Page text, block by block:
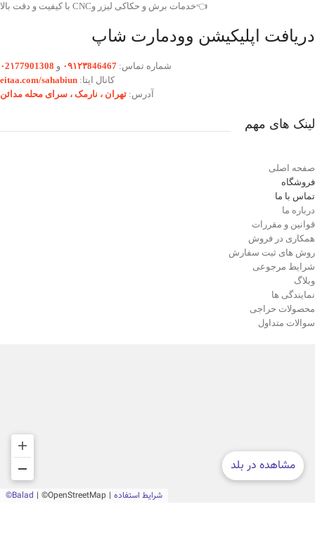
👈خدمات برش و حکاکی لیزر وCNC با کیفیت و دقت بالا
دریافت اپلیکیشن وودمارت شاپ
شماره تماس: ۰۹۱۲۳846467 و ۰2۱77901308
کانال ایتا: eitaa.com/sahabiun
آدرس: تهران ،‌ نارمک ، سرای محله مدائن
لینک های مهم
صفحه اصلی
فروشگاه
تماس با ما
درباره ما
قوانین و مقررات
همکاری در فروش
روش های ثبت سفارش
شرایط مرجوعی
وبلاگ
نمایندگی ها
محصولات حراجی
سوالات متداول